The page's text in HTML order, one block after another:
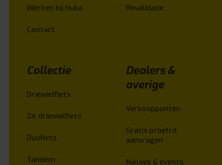
Werken bij Huka
Contact
Revalidatie
Collectie
Driewielfiets
Zit driewielfiets
Duofiets
Tandem
Dealers &
overige
Verkooppunten
Gratis proefrit
aanvragen
Nieuws & events